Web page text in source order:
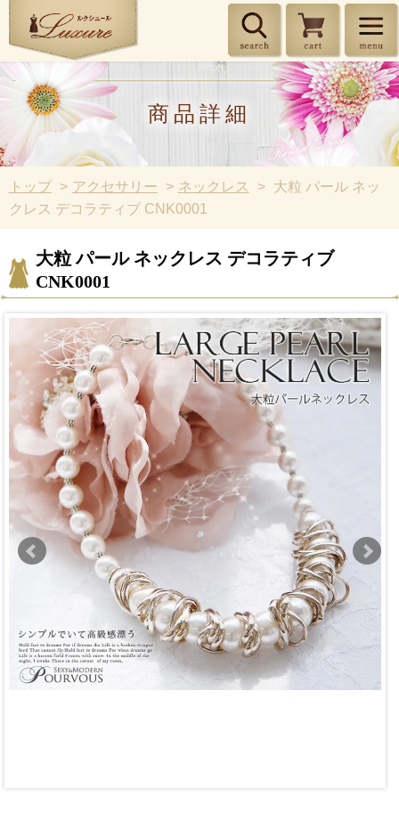
商品詳細
トップ アクセサリー ネックレス
大粒 パール ネッ
クレス デコラティブ CNK0001
大粒 パール ネックレス デコラティブ
CNK0001